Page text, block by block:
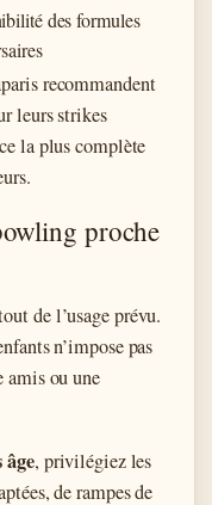
des formules
recommandent
leurs strikes
la plus complète
proche
de l’usage prévu.
n’impose pas
amis ou une
âge, privilégiez les
de rampes de